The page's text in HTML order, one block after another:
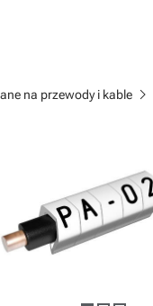
na przewody i kable chevron_right